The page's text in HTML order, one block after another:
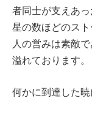
者同士が支えあ
星の数ほどのスト
人の営みは素敵
溢れております。
何かに到達した暁